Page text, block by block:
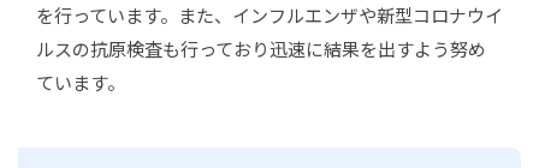
を行っています。また、インフルエンザや新型コロナウイ
ルスの抗原検査も行っており迅速に結果を出すよう努め
ています。